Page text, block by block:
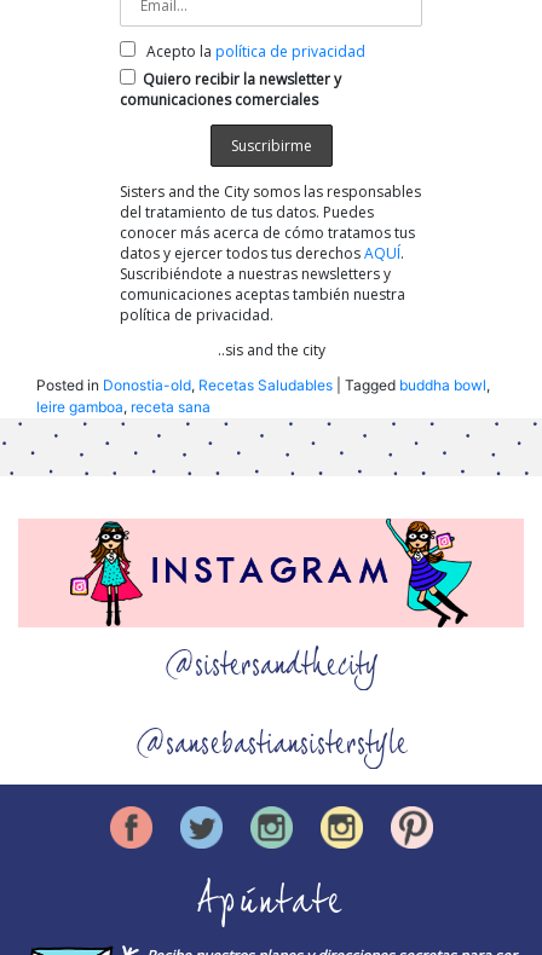
Acepto la política de privacidad
Quiero recibir la newsletter y
comunicaciones comerciales
Sisters and the City somos las responsables
del tratamiento de tus datos. Puedes
conocer más acerca de cómo tratamos tus
datos y ejercer todos tus derechosAQUÍ.
Suscribiéndote a nuestras newsletters y
comunicaciones aceptas también nuestra
política de privacidad.
..sis and the city
Posted in Donostia-old, Recetas Saludables Tagged buddha bowl,
leire gamboa, receta sana
@sistersandthecity
@sansebastiansisterstyle
Apúntate